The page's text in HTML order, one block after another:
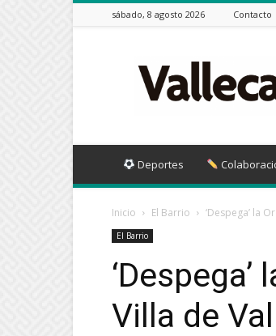
sábado, 8 agosto 2026 Contacto
VA
Deportes
Inicio El Barrio ‘Despega’ la
El Barrio
Villa de